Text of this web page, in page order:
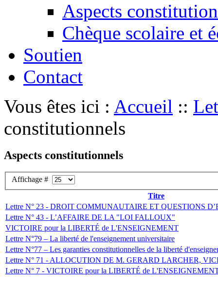
Aspects
Chèque scolaire et
Soutien
Contact
Vous êtes ici : Accueil ::
constitutionnels
Aspects constitutionnels
Affichage #
Titre
Lettre N° 23 - DROIT COMMUNAUTAIRE ET QUESTIONS
Lettre N° 43 - L’AFFAIRE DE LA "LOI FALLOUX"
VICTOIRE pour la LIBERTÉ de L'ENSEIGNEMENT
Lettre N°79 – La liberté de l'enseignement universitaire
Lettre N°77 – Les garanties constitutionnelles de la liberté
Lettre N° 71 - ALLOCUTION DE M. GERARD LARCHER,
Lettre N° 7 - VICTOIRE pour la LIBERTÉ de